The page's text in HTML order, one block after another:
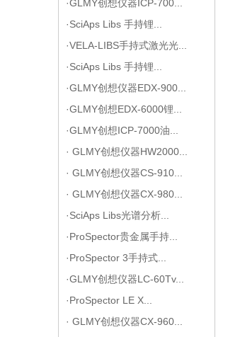
·GLMY创想仪器ICP-700...
·SciAps Libs 手持锂...
·VELA-LIBS手持式激光光...
·SciAps Libs 手持锂...
·GLMY创想仪器EDX-900...
·GLMY创想EDX-6000锂...
·GLMY创想ICP-7000油...
· GLMY创想仪器HW2000...
· GLMY创想仪器CS-910...
· GLMY创想仪器CX-980...
·SciAps Libs光谱分析...
·ProSpector贵金属手持...
·ProSpector 3手持式...
·GLMY创想仪器LC-60Tv...
·ProSpector LE X...
· GLMY创想仪器CX-960...